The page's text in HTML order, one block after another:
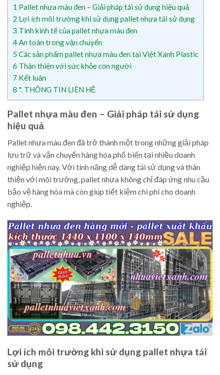
1 Pallet nhựa màu đen – Giải pháp tái sử dụng hiệu quả
2 Lợi ích môi trường khi sử dụng pallet nhựa tái sử dụng
3 Tính kinh tế của pallet nhựa màu đen
4 An toàn trong vận chuyển
5 Các sản phẩm pallet nhựa màu đen tại Việt Xanh Plastic
6 Thân thiện với sức khỏe con người
7 Kết luận
8 *. THÔNG TIN LIÊN HỆ
Pallet nhựa màu đen – Giải pháp tái sử dụng
hiệu quả
Pallet nhựa màu đen đã trở thành một trong những giải pháp
lưu trữ và vận chuyển hàng hóa phổ biến tại nhiều doanh
nghiệp hiện nay. Với tính năng dễ dàng tái sử dụng và thân
thiện với môi trường, pallet nhựa không chỉ đáp ứng nhu cầu
bảo vệ hàng hóa mà còn giúp tiết kiệm chi phí cho doanh
nghiệp.
Lợi ích môi trường khi sử dụng pallet nhựa tái
sử dụng